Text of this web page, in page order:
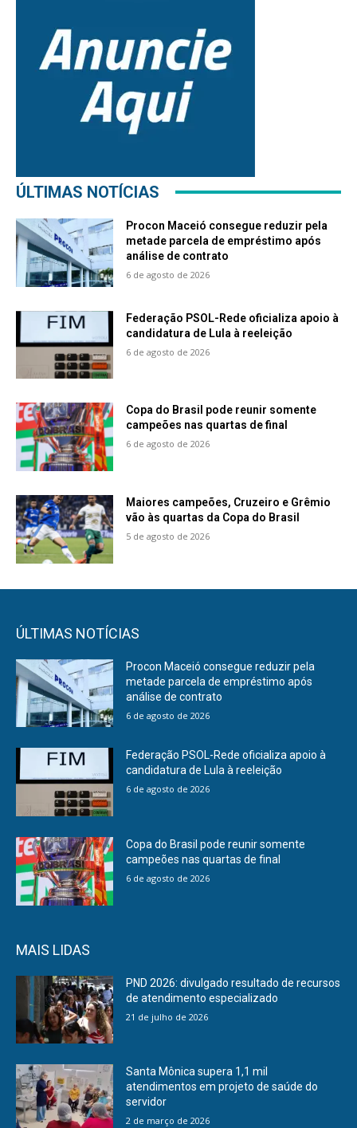
ÚLTIMAS NOTÍCIAS
Procon Maceió consegue reduzir pela
metade parcela de empréstimo após
análise de contrato
6 de agosto de 2026
Federação PSOL-Rede oficializa apoio à
candidatura de Lula à reeleição
6 de agosto de 2026
Copa do Brasil pode reunir somente
campeões nas quartas de final
6 de agosto de 2026
Maiores campeões, Cruzeiro e Grêmio
vão às quartas da Copa do Brasil
5 de agosto de 2026
ÚLTIMAS NOTÍCIAS
Procon Maceió consegue reduzir pela
metade parcela de empréstimo após
análise de contrato
6 de agosto de 2026
Federação PSOL-Rede oficializa apoio à
candidatura de Lula à reeleição
6 de agosto de 2026
Copa do Brasil pode reunir somente
campeões nas quartas de final
6 de agosto de 2026
MAIS LIDAS
PND 2026: divulgado resultado de recursos
de atendimento especializado
21 de julho de 2026
Santa Mônica supera 1,1 mil
atendimentos em projeto de saúde do
servidor
2 de março de 2026